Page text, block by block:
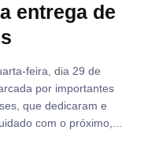
entrega de
feira, dia 29 de
por importantes
que dedicaram e
com o próximo,...